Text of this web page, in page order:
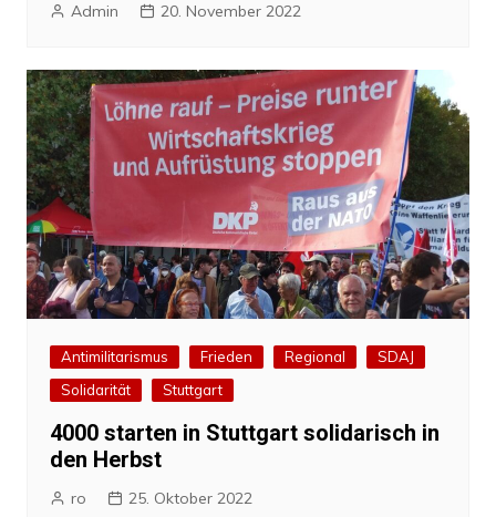
Admin 20. November 2022
Antimilitarismus Frieden Regional
SDAJ
Solidarität
Stuttgart
4000 starten in Stuttgart solidarisch in
den Herbst
ro 25. Oktober 2022